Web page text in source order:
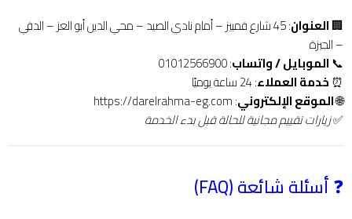
🏢العنوان
: 45 شارع قمبيز – أمام نادي الصيد – محي الدين أبو العز – الدقي
– الجيزة
📞الموبايل / واتساب: 01012566900
⏰خدمة العملاء: 24 ساعة يوميًا
🌐الموقع الإلكتروني:
https://darelrahma-eg.com
✅زيارات تقييم مجانية للحالة قبل بدء الخدمة
❓ أسئلة شائعة (FAQ)